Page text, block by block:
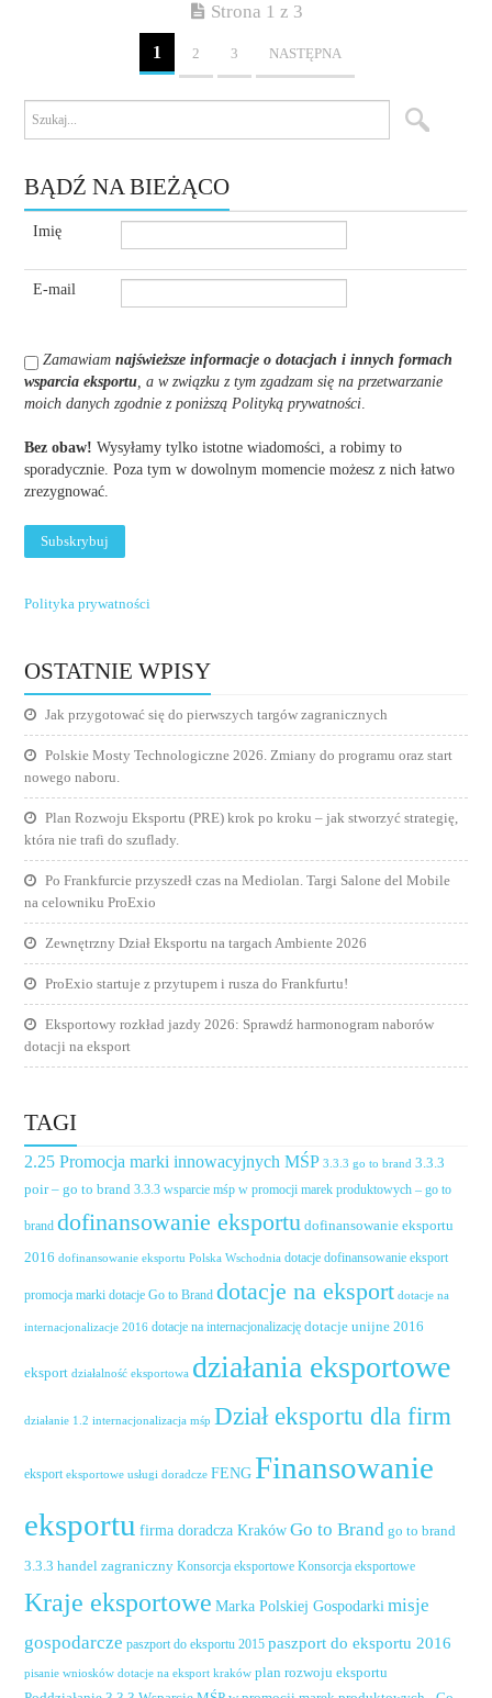
Strona 1 z 3
1 2 3 NASTĘPNA
BĄDŹ NA BIEŻĄCO
Imię
E-mail
Zamawiamnajświeższe informacje o dotacjach i innych formach
wsparcia eksportu, a w związku z tym zgadzam się na przetwarzanie
moich danych zgodnie z poniższą Polityką prywatności.
Bez obaw! Wysyłamy tylko istotne wiadomości, a robimy to
sporadycznie. Poza tym w dowolnym momencie możesz z nich łatwo
zrezygnować.
Polityka prywatności
OSTATNIE WPISY
Jak przygotować się do pierwszych targów zagranicznych
Polskie Mosty Technologiczne 2026. Zmiany do programu oraz start
nowego naboru.
Plan Rozwoju Eksportu (PRE) krok po kroku – jak stworzyć strategię,
która nie trafi do szuflady.
Po Frankfurcie przyszedł czas na Mediolan. Targi Salone del Mobile
na celowniku ProExio
Zewnętrzny Dział Eksportu na targach Ambiente 2026
ProExio startuje z przytupem i rusza do Frankfurtu!
Eksportowy rozkład jazdy 2026: Sprawdź harmonogram naborów
dotacji na eksport
TAGI
2.25 Promocja marki innowacyjnych MŚP 3.3.3 go to brand 3.3.3
poir – go to brand 3.3.3 wsparcie mśp w promocji marek produktowych – go to
brand dofinansowanie eksportu dofinansowanie eksportu
2016 dofinansowanie eksportu Polska Wschodnia dotacje dofinansowanie eksport
promocja marki dotacje Go to Brand dotacje na eksport dotacje na
internacjonalizacje 2016 dotacje na internacjonalizację dotacje unijne 2016
eksport działalność eksportowa działania eksportowe
działanie 1.2 internacjonalizacja mśp Dział eksportu dla firm
eksport eksportowe usługi doradcze FENG Finansowanie
eksportu firma doradcza Kraków Go to Brand go to brand
3.3.3 handel zagraniczny Konsorcja eksportowe Konsorcja eksportowe
Kraje eksportowe Marka Polskiej Gospodarki misje
gospodarcze paszport do eksportu 2015 paszport do eksportu 2016
pisanie wniosków dotacje na eksport kraków plan rozwoju eksportu